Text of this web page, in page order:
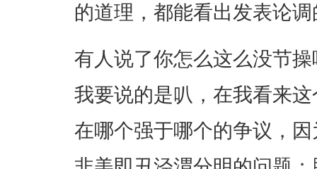
的道理，都能看出发表论
有人说了你怎么这么没节
我要说的是叭，在我看来
在哪个强于哪个的争议，